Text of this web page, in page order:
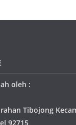
oleh :
Tibojong
92715